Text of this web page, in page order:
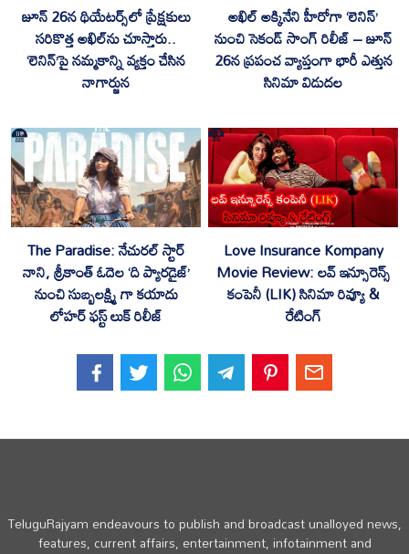
జూన్ 26న థియేటర్స్‌లో ప్రేక్ష‌కులు
సరికొత్త అఖిల్‌ను చూస్తారు..
‘లెనిన్‌’పై న‌మ్మ‌కాన్ని వ్య‌క్తం చేసిన‌
నాగార్జున
అఖిల్ అక్కినేని హీరోగా ‘లెనిన్‌’
నుంచి సెకండ్ సాంగ్ రిలీజ్‌ – జూన్
26న ప్ర‌పంచ వ్యాప్తంగా భారీ ఎత్తున
సినిమా విడుద‌ల‌
The Paradise: నేచురల్ స్టార్
నాని, శ్రీకాంత్ ఓదెల ‘ది ప్యారడైజ్’
నుంచి సుబ్బలక్ష్మి గా కయాదు
లోహర్ ఫస్ట్ లుక్ రిలీజ్
Love Insurance Kompany
Movie Review: లవ్ ఇన్సూరెన్స్
కంపెనీ (LIK) సినిమా రివ్యూ &
రేటింగ్